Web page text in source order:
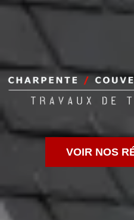
VOIR NOS